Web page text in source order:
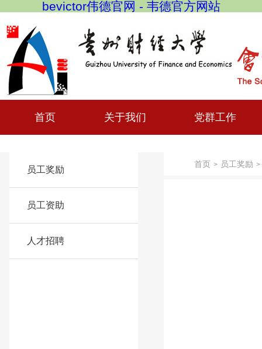
bevictor伟德官网 - 韦德官方网站
首页 关于我们 党群工作
员工奖励
员工资助
人才招聘
首页 > 员工奖励 >